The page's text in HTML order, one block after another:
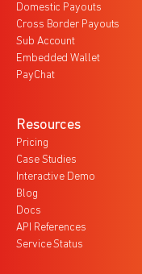
Domestic Payouts
Cross Border Payouts
Sub Account
Embedded Wallet
PayChat
Resources
Pricing
Case Studies
Interactive Demo
Blog
Docs
API References
Service Status